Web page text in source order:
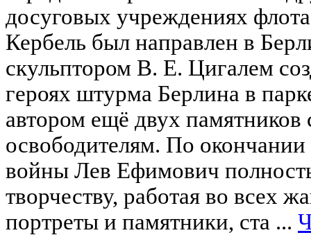
досуговых учреждениях
Кербель был направлен в
скульптором В. Е. Цигалем
героях штурма Берлина в
автором ещё двух
освободителям. По
войны Лев Ефимович
творчеству, работая во всех
портреты и памятники, ста ...